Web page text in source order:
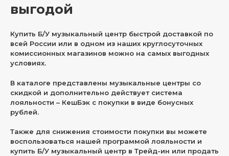
выгодой
Купить Б/У музыкальный центр быстрой доставкой по
всей России или в одном из наших круглосуточных
комиссионных магазинов можно на самых выгодных
условиях.
В каталоге представлены музыкальные центры со
скидкой и дополнительно действует система
лояльности – КешБэк с покупки в виде бонусных
рублей.
Также для снижения стоимости покупки вы можете
воспользоваться нашей программой лояльности и
купить Б/У музыкальный центр в Трейд-ин или продать